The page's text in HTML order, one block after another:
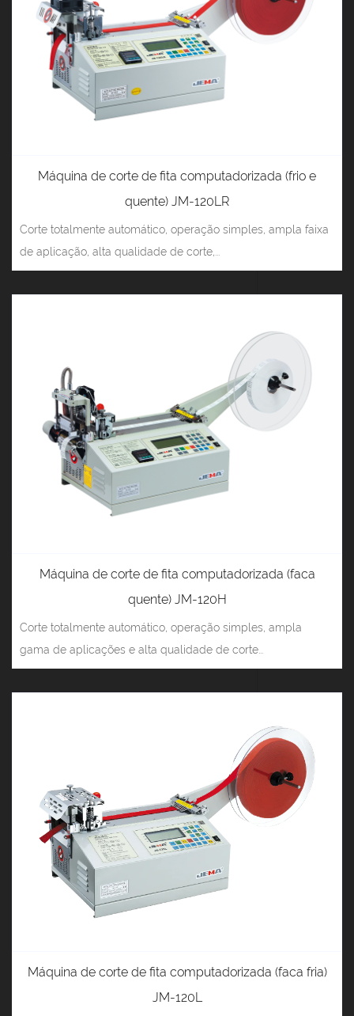
Máquina de corte de fita computadorizada (frio e
quente) JM-120LR
Corte totalmente automático, operação simples, ampla faixa
de aplicação, alta qualidade de corte,...
Máquina de corte de fita computadorizada (faca
quente) JM-120H
Corte totalmente automático, operação simples, ampla
gama de aplicações e alta qualidade de corte...
Máquina de corte de fita computadorizada (faca fria)
JM-120L